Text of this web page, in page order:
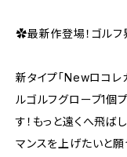
✿最新作登場！ゴルフ
新タイプ「Newロコレ
ルゴルフグローブ1個
す！もっと遠くへ飛ば
マンスを上げたいと